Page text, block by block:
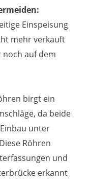
Einspeisung
mehr verkauft
auf dem
birgt ein
da beide
unter
Röhren
und
erkannt